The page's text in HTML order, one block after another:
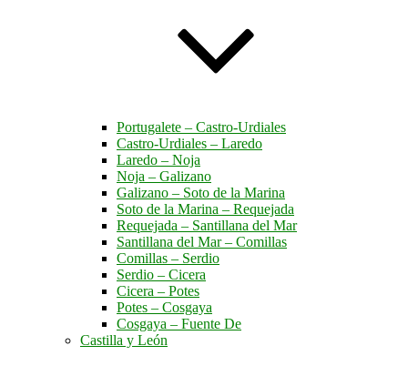
Portugalete – Castro-Urdiales
Castro-Urdiales – Laredo
Laredo – Noja
Noja – Galizano
Galizano – Soto de la Marina
Soto de la Marina – Requejada
Requejada – Santillana del Mar
Santillana del Mar – Comillas
Comillas – Serdio
Serdio – Cicera
Cicera – Potes
Potes – Cosgaya
Cosgaya – Fuente De
Castilla y León